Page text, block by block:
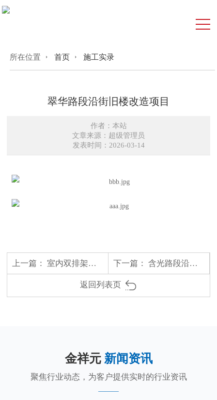
所在位置 首页 施工实录
翠华路段沿街旧楼改造项目
作者：本站
文章来源：超级管理员
发表时间：2026-03-14
上一篇：室内双排架搭建项目 下一篇： 含光路段沿街旧楼改造项目
返回列表页
金祥元 新闻资讯
聚焦行业动态，为客户提供实时的行业资讯